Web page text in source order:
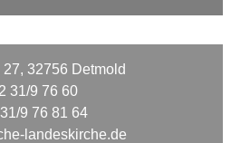
27, 32756 Detmold
31/9 76 60
9 76 81 64
landeskirche.de